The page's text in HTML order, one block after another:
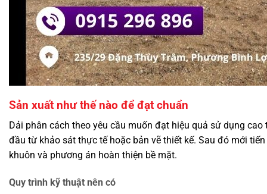
Sản xuất như thế nào để đạt chuẩn
Dải phân cách theo yêu cầu muốn đạt hiệu quả sử dụng
đầu từ khảo sát thực tế hoặc bản vẽ thiết kế. Sau đó mới
khuôn và phương án hoàn thiện bề mặt.
Quy trình kỹ thuật nên có